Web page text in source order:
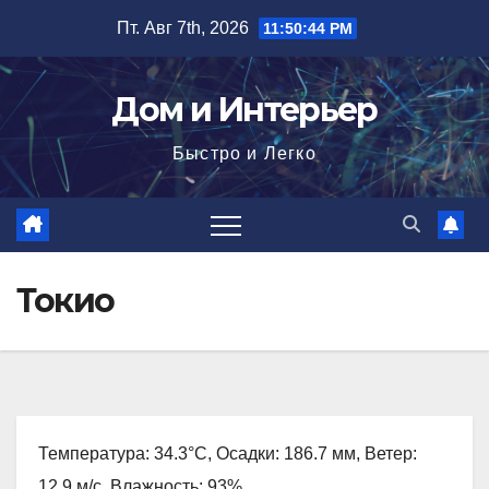
содержимому
Пт. Авг 7th, 2026 11:50:45 PM
Дом и Интерьер
Быстро и Легко
Токио
Температура: 34.3°C, Осадки: 186.7 мм, Ветер: